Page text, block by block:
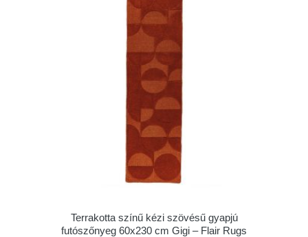
Terrakotta színű kézi szövésű gyapjú
futószőnyeg 60x230 cm Gigi – Flair Rugs